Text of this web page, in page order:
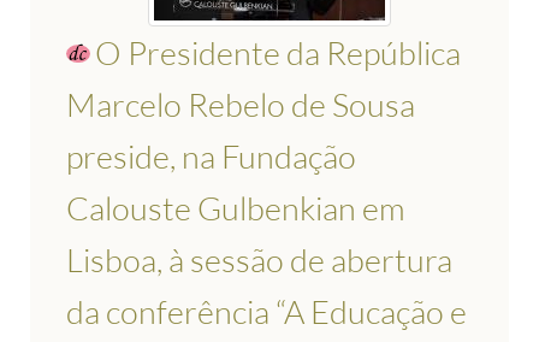
O Presidente da República
Marcelo Rebelo de Sousa
preside, na Fundação
Calouste Gulbenkian em
Lisboa, à sessão de abertura
da conferência “A Educação e